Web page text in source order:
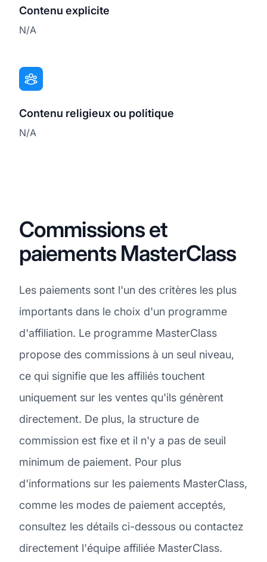
Contenu explicite
N/A
Contenu religieux ou politique
N/A
Commissions et
paiements MasterClass
Les paiements sont l'un des critères les plus
importants dans le choix d'un programme
d'affiliation. Le programme MasterClass
propose des commissions à un seul niveau,
ce qui signifie que les affiliés touchent
uniquement sur les ventes qu'ils génèrent
directement. De plus, la structure de
commission est fixe et il n'y a pas de seuil
minimum de paiement. Pour plus
d'informations sur les paiements MasterClass,
comme les modes de paiement acceptés,
consultez les détails ci-dessous ou contactez
directement l'équipe affiliée MasterClass.